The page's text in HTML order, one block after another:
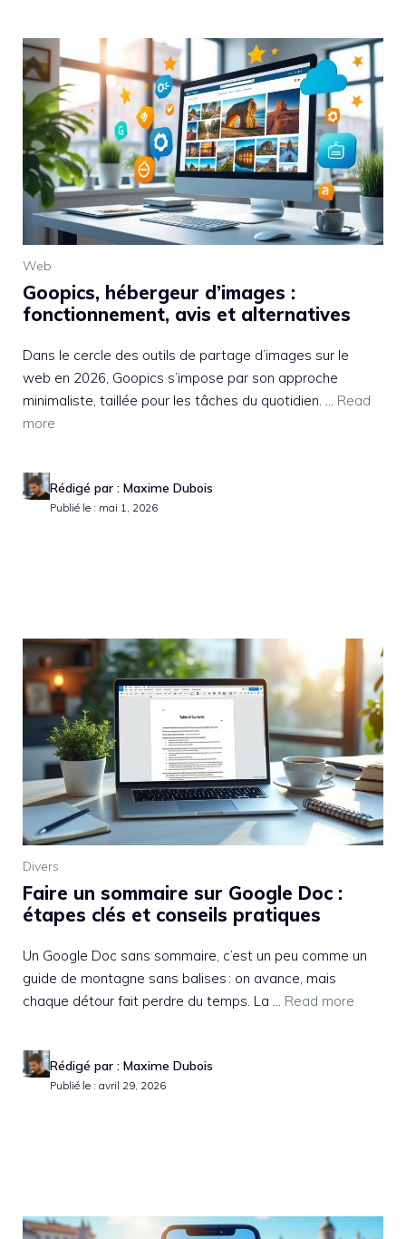
Web
Goopics, hébergeur d’images :
fonctionnement, avis et alternatives
Dans le cercle des outils de partage d’images sur le
web en 2026, Goopics s’impose par son approche
minimaliste, taillée pour les tâches du quotidien. ... Read
more
Rédigé par : Maxime Dubois
Publié le : mai 1, 2026
Divers
Faire un sommaire sur Google Doc :
étapes clés et conseils pratiques
Un Google Doc sans sommaire, c’est un peu comme un
guide de montagne sans balises : on avance, mais
chaque détour fait perdre du temps. La ... Read more
Rédigé par : Maxime Dubois
Publié le : avril 29, 2026